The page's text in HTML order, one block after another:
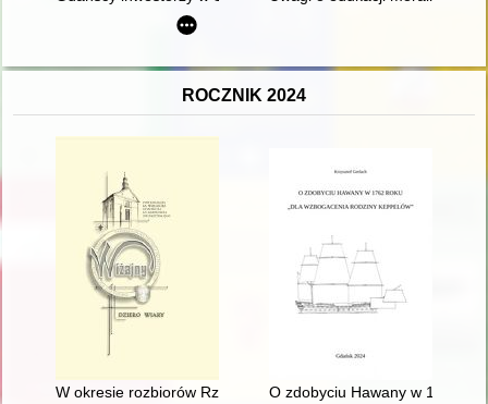
ROCZNIK 2024
W okresie rozbiorów Rzeczypospolitej Obojga Narodów :
O zdobyciu Hawany w 1762